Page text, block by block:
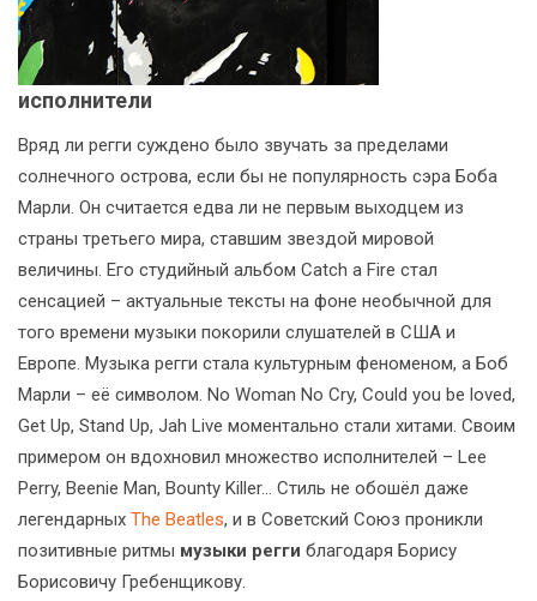
исполнители
Вряд ли регги суждено было звучать за пределами
солнечного острова, если бы не популярность сэра Боба
Марли. Он считается едва ли не первым выходцем из
страны третьего мира, ставшим звездой мировой
величины. Его студийный альбом Catch a Fire стал
сенсацией – актуальные тексты на фоне необычной для
того времени музыки покорили слушателей в США и
Европе. Музыка регги стала культурным феноменом, а Боб
Марли – её символом. No Woman No Cry, Could you be loved,
Get Up, Stand Up, Jah Live моментально стали хитами. Своим
примером он вдохновил множество исполнителей – Lee
Perry, Beenie Man, Bounty Killer… Стиль не обошёл даже
легендарных The Beatles, и в Советский Союз проникли
позитивные ритмы музыки регги благодаря Борису
Борисовичу Гребенщикову.